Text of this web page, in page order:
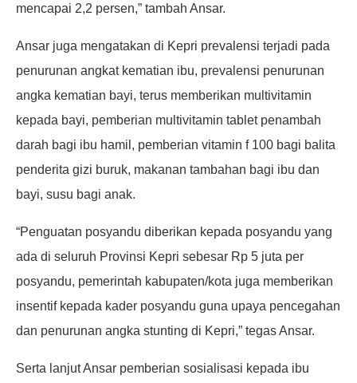
mencapai 2,2 persen,” tambah Ansar.
Ansar juga mengatakan di Kepri prevalensi terjadi pada
penurunan angkat kematian ibu, prevalensi penurunan
angka kematian bayi, terus memberikan multivitamin
kepada bayi, pemberian multivitamin tablet penambah
darah bagi ibu hamil, pemberian vitamin f 100 bagi balita
penderita gizi buruk, makanan tambahan bagi ibu dan
bayi, susu bagi anak.
“Penguatan posyandu diberikan kepada posyandu yang
ada di seluruh Provinsi Kepri sebesar Rp 5 juta per
posyandu, pemerintah kabupaten/kota juga memberikan
insentif kepada kader posyandu guna upaya pencegahan
dan penurunan angka stunting di Kepri,” tegas Ansar.
Serta lanjut Ansar pemberian sosialisasi kepada ibu